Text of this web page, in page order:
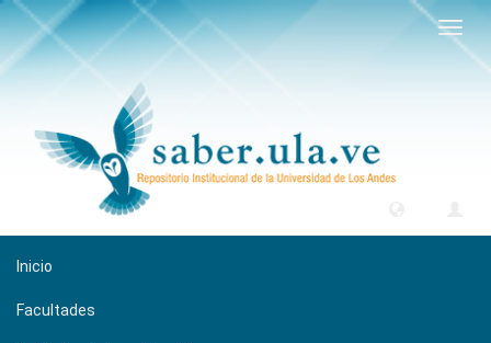
Inicio
Facultades